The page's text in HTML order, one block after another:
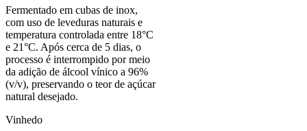
Fermentado em cubas de inox,
com uso de leveduras naturais e
temperatura controlada entre 18°C
e 21°C. Após cerca de 5 dias, o
processo é interrompido por meio
da adição de álcool vínico a 96%
(v/v), preservando o teor de açúcar
natural desejado.
Vinhedo